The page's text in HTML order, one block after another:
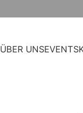
ÜBER UNSEVENTS